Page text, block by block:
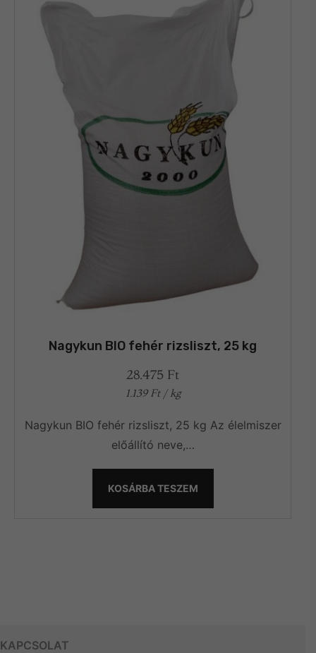
Nagykun BIO fehér rizsliszt, 25 kg
28.475 Ft
1.139 Ft / kg
Nagykun BIO fehér rizsliszt, 25 kg Az élelmiszer
előállító neve,…
KOSÁRBA TESZEM
KAPCSOLAT